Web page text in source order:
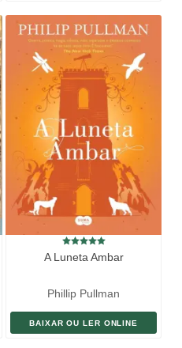
A Luneta Ambar
Phillip Pullman
BAIXAR OU LER ONLINE